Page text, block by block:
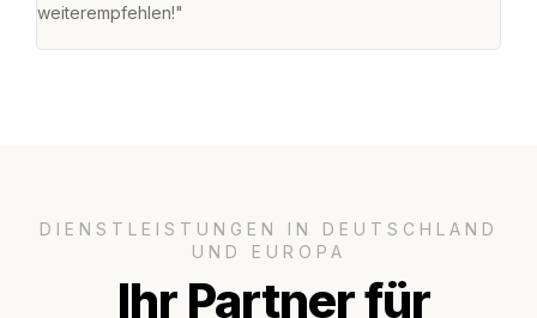
weiterempfehlen!"
DIENSTLEISTUNGEN IN DEUTSCHLAND
UND EUROPA
Ihr Partner für